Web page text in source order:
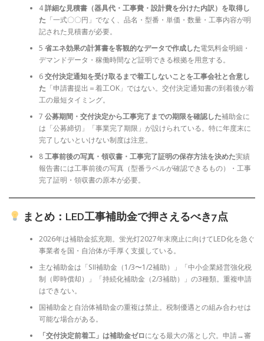
4詳細な見積書（器具代・工事費・設計費を分けた内訳）を取得し
た 「一式〇〇円」でなく、品名・型番・単価・数量・工事内容が明
記された見積書が必要。
5 省エネ効果の計算書を客観的なデータで作成した電気料金明細・
デマンドデータ・稼働時間など証明できる根拠を用意する。
6交付決定通知を受け取るまで着工しないことを工事会社と合意し
た 「申請書提出＝着工OK」ではない。交付決定通知書の到着後が着
工の最短タイミング。
7 公募期間・交付決定から工事完了までの期限を確認した補助金に
は「公募締切」「事業完了期限」が設けられている。特に年度末に
完了しないといけない制度は注意。
8工事前後の写真・領収書・工事完了証明の保存方法を決めた実績
報告書には工事前後の写真（型番ラベルが確認できるもの）・工事
完了証明・領収書の原本が必要。
まとめ：LED工事補助金で押さえるべき7点
2026年は補助金拡充期。蛍光灯2027年末廃止に向けてLED化を急ぐ
事業者を国・自治体が手厚く支援している。
主な補助金は「SII補助金（1/3〜1/2補助）」「中小企業経営強化税
制（即時償却）」「持続化補助金（2/3補助）」の3種類。重複申請
はできない。
国補助金と自治体補助金の重複は禁止。税制優遇との組み合わせは
可能な場合がある。
「交付決定前着工」は補助金ゼロになる最大の落とし穴。申請→審